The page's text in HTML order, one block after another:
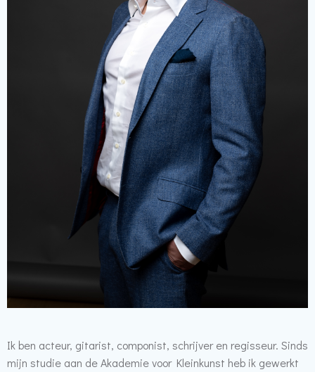
Ik ben acteur, gitarist, componist, schrijver en regisseur. Sinds
mijn studie aan de Akademie voor Kleinkunst heb ik gewerkt